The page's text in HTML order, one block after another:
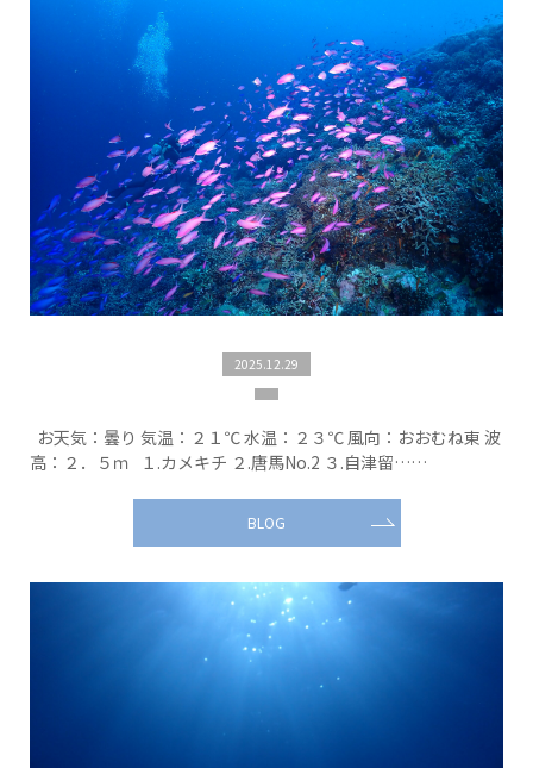
2025.12.29
お天気：曇り 気温：２１℃ 水温：２３℃ 風向：おおむね東 波
高：２．５ｍ １.カメキチ ２.唐馬No.2 ３.自津留……
BLOG